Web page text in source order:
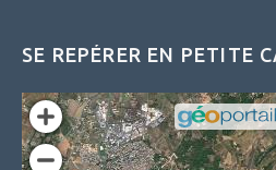
SE REPÉRER EN PETITE